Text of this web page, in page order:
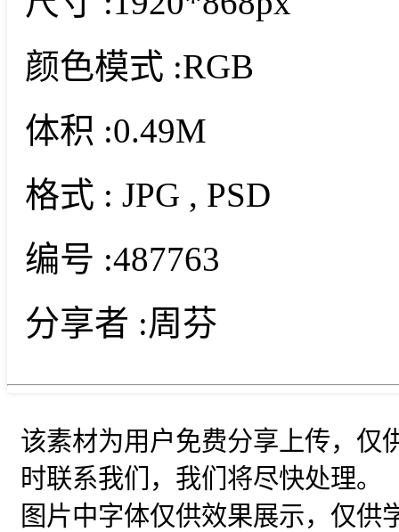
颜色模式 :RGB
体积 :0.49M
格式 : JPG , PSD
编号 :487763
分享者 :周芬
该素材为用户免费分享上传，仅
时联系我们，我们将尽快处理。
图片中字体仅供效果展示，仅供